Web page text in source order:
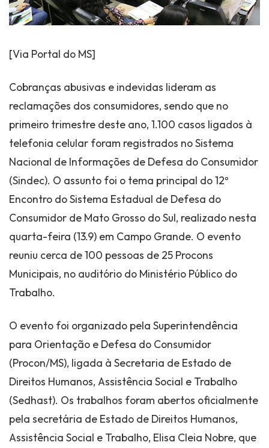
[Via Portal do MS]
Cobranças abusivas e indevidas lideram as
reclamações dos consumidores, sendo que no
primeiro trimestre deste ano, 1.100 casos ligados à
telefonia celular foram registrados no Sistema
Nacional de Informações de Defesa do Consumidor
(Sindec). O assunto foi o tema principal do 12º
Encontro do Sistema Estadual de Defesa do
Consumidor de Mato Grosso do Sul, realizado nesta
quarta-feira (13.9) em Campo Grande. O evento
reuniu cerca de 100 pessoas de 25 Procons
Municipais, no auditório do Ministério Público do
Trabalho.
O evento foi organizado pela Superintendência
para Orientação e Defesa do Consumidor
(Procon/MS), ligada à Secretaria de Estado de
Direitos Humanos, Assistência Social e Trabalho
(Sedhast). Os trabalhos foram abertos oficialmente
pela secretária de Estado de Direitos Humanos,
Assistência Social e Trabalho, Elisa Cleia Nobre, que